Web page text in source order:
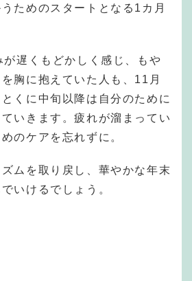
ためのスタートとなる1カ月
遅くもどかしく感じ、もや
胸に抱えていた人も、11月
くに中旬以降は自分のために
いきます。疲れが溜まってい
のケアを忘れずに。
ムを取り戻し、華やかな年末
いけるでしょう。